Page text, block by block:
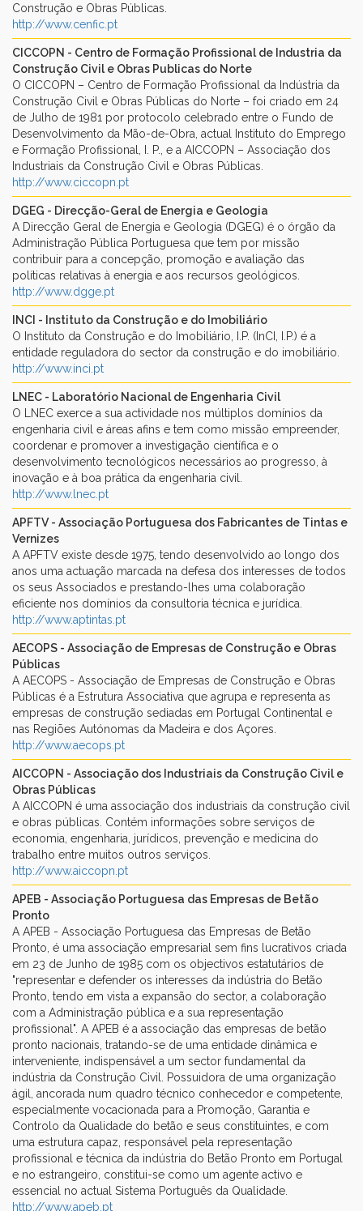
Construção e Obras Públicas.
http://www.cenfic.pt
CICCOPN - Centro de Formação Profissional de Industria da
Construção Civil e Obras Publicas do Norte
O CICCOPN – Centro de Formação Profissional da Indústria da
Construção Civil e Obras Públicas do Norte – foi criado em 24
de Julho de 1981 por protocolo celebrado entre o Fundo de
Desenvolvimento da Mão-de-Obra, actual Instituto do Emprego
e Formação Profissional, I. P., e a AICCOPN – Associação dos
Industriais da Construção Civil e Obras Públicas.
http://www.ciccopn.pt
DGEG - Direcção-Geral de Energia e Geologia
A Direcção Geral de Energia e Geologia (DGEG) é o órgão da
Administração Pública Portuguesa que tem por missão
contribuir para a concepção, promoção e avaliação das
políticas relativas à energia e aos recursos geológicos.
http://www.dgge.pt
INCI - Instituto da Construção e do Imobiliário
O Instituto da Construção e do Imobiliário, I.P. (InCI, I.P.) é a
entidade reguladora do sector da construção e do imobiliário.
http://www.inci.pt
LNEC - Laboratório Nacional de Engenharia Civil
O LNEC exerce a sua actividade nos múltiplos domínios da
engenharia civil e áreas afins e tem como missão empreender,
coordenar e promover a investigação científica e o
desenvolvimento tecnológicos necessários ao progresso, à
inovação e à boa prática da engenharia civil.
http://www.lnec.pt
APFTV - Associação Portuguesa dos Fabricantes de Tintas e
Vernizes
A APFTV existe desde 1975, tendo desenvolvido ao longo dos
anos uma actuação marcada na defesa dos interesses de todos
os seus Associados e prestando-lhes uma colaboração
eficiente nos domínios da consultoria técnica e jurídica.
http://www.aptintas.pt
AECOPS - Associação de Empresas de Construção e Obras
Públicas
A AECOPS - Associação de Empresas de Construção e Obras
Públicas é a Estrutura Associativa que agrupa e representa as
empresas de construção sediadas em Portugal Continental e
nas Regiões Autónomas da Madeira e dos Açores.
http://www.aecops.pt
AICCOPN - Associação dos Industriais da Construção Civil e
Obras Públicas
A AICCOPN é uma associação dos industriais da construção civil
e obras públicas. Contém informações sobre serviços de
economia, engenharia, jurídicos, prevenção e medicina do
trabalho entre muitos outros serviços.
http://www.aiccopn.pt
APEB - Associação Portuguesa das Empresas de Betão
Pronto
A APEB - Associação Portuguesa das Empresas de Betão
Pronto, é uma associação empresarial sem fins lucrativos criada
em 23 de Junho de 1985 com os objectivos estatutários de
"representar e defender os interesses da indústria do Betão
Pronto, tendo em vista a expansão do sector, a colaboração
com a Administração pública e a sua representação
profissional". A APEB é a associação das empresas de betão
pronto nacionais, tratando-se de uma entidade dinâmica e
interveniente, indispensável a um sector fundamental da
indústria da Construção Civil. Possuidora de uma organização
ágil, ancorada num quadro técnico conhecedor e competente,
especialmente vocacionada para a Promoção, Garantia e
Controlo da Qualidade do betão e seus constituintes, e com
uma estrutura capaz, responsável pela representação
profissional e técnica da indústria do Betão Pronto em Portugal
e no estrangeiro, constitui-se como um agente activo e
essencial no actual Sistema Português da Qualidade.
http://www.apeb.pt